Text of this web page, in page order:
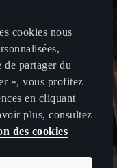
cookies nous
de partager du
», vous profitez
en cliquant
plus, consultez
des cookies